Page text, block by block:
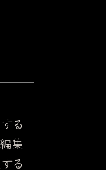
る
集
る